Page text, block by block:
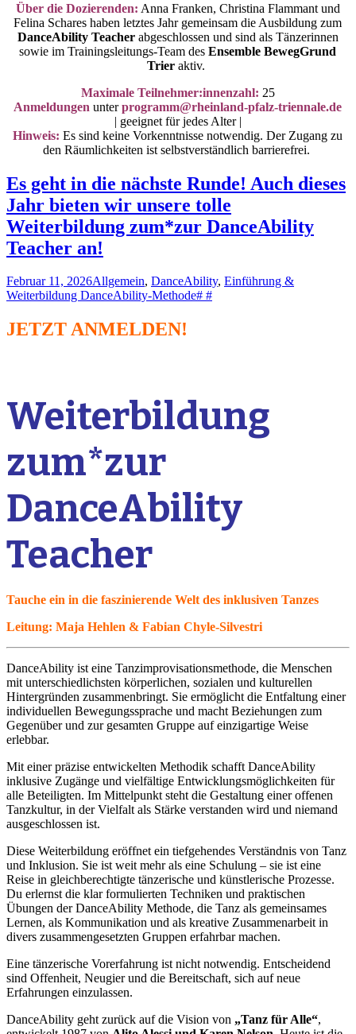
Über die Dozierenden: Anna Franken, Christina Flammant und
Felina Schares haben letztes Jahr gemeinsam die Ausbildung zum
DanceAbility Teacher abgeschlossen und sind als Tänzerinnen
sowie im Trainingsleitungs-Team desEnsemble BewegGrund
Trier aktiv.
Maximale Teilnehmer:innenzahl: 25
Anmeldungen unterprogramm@rheinland-pfalz-triennale.de
| geeignet für jedes Alter |
Hinweis: Es sind keine Vorkenntnisse notwendig. Der Zugang zu
den Räumlichkeiten ist selbstverständlich barrierefrei.
Es geht in die nächste Runde! Auch dieses
Jahr bieten wir unsere tolle
Weiterbildung zum*zur DanceAbility
Teacher an!
Februar 11, 2026Allgemein, DanceAbility, Einführung &
Weiterbildung DanceAbility-Methode# #
JETZT ANMELDEN!
Weiterbildung
zum*zur
DanceAbility
Teacher
Tauche ein in die faszinierende Welt des inklusiven Tanzes
Leitung: Maja Hehlen & Fabian Chyle-Silvestri
DanceAbility ist eine Tanzimprovisationsmethode, die Menschen
mit unterschiedlichsten körperlichen, sozialen und kulturellen
Hintergründen zusammenbringt. Sie ermöglicht die Entfaltung einer
individuellen Bewegungssprache und macht Beziehungen zum
Gegenüber und zur gesamten Gruppe auf einzigartige Weise
erlebbar.
Mit einer präzise entwickelten Methodik schafft DanceAbility
inklusive Zugänge und vielfältige Entwicklungsmöglichkeiten für
alle Beteiligten. Im Mittelpunkt steht die Gestaltung einer offenen
Tanzkultur, in der Vielfalt als Stärke verstanden wird und niemand
ausgeschlossen ist.
Diese Weiterbildung eröffnet ein tiefgehendes Verständnis von Tanz
und Inklusion. Sie ist weit mehr als eine Schulung – sie ist eine
Reise in gleichberechtigte tänzerische und künstlerische Prozesse.
Du erlernst die klar formulierten Techniken und praktischen
Übungen der DanceAbility Methode, die Tanz als gemeinsames
Lernen, als Kommunikation und als kreative Zusammenarbeit in
divers zusammengesetzten Gruppen erfahrbar machen.
Eine tänzerische Vorerfahrung ist nicht notwendig. Entscheidend
sind Offenheit, Neugier und die Bereitschaft, sich auf neue
Erfahrungen einzulassen.
DanceAbility geht zurück auf die Vision von „Tanz für Alle“,